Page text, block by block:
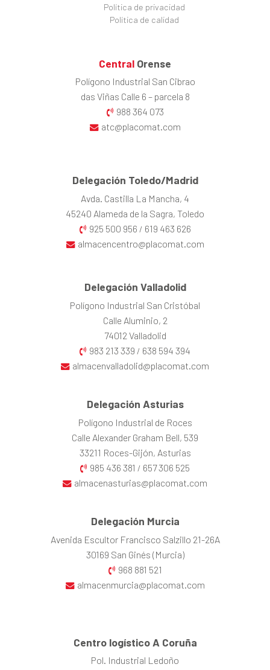
Política de privacidad
Política de calidad
Central Orense
Polígono Industrial San Cibrao
das Viñas Calle 6 – parcela 8
988 364 073
atc@placomat.com
Delegación Toledo/Madrid
Avda. Castilla La Mancha, 4
45240 Alameda de la Sagra, Toledo
925 500 956 / 619 463 626
almacencentro@placomat.com
Delegación Valladolid
Polígono Industrial San Cristóbal
Calle Aluminio, 2
74012 Valladolid
983 213 339 / 638 594 394
almacenvalladolid@placomat.com
Delegación Asturias
Polígono Industrial de Roces
Calle Alexander Graham Bell, 539
33211 Roces-Gijón, Asturias
985 436 381 / 657 306 525
almacenasturias@placomat.com
Delegación Murcia
Avenida Escultor Francisco Salzillo 21-26A
30169 San Ginés (Murcia)
968 881 521
almacenmurcia@placomat.com
Centro logístico A Coruña
Pol. Industrial Ledoño